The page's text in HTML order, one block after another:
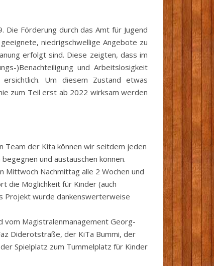
Förderung durch das Amt für Jugend
niedrigschwellige Angebote zu
erfolgt sind. Diese zeigten, dass im
)Benachteiligung und Arbeitslosigkeit
Um diesem Zustand etwas
zum Teil erst ab 2022 wirksam werden
Team der Kita können wir seitdem jeden
und austauschen können.
Mittwoch Nachmittag alle 2 Wochen und
die Möglichkeit für Kinder (auch
Projekt wurde dankenswerterweise
Magistralenmanagement Georg-
Diderotstraße, der KiTa Bummi, der
Spielplatz zum Tummelplatz für Kinder